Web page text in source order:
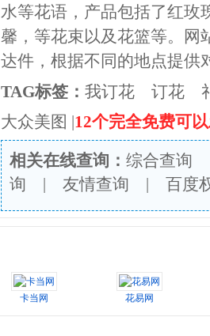
水等花语，产品包括了红玫
馨，等花束以及花篮等。网
达件，根据不同的地点提供
TAG标签： 我订花 订花
大众美图
12个完全免费可
相关在线查询： 综合查询
询
友情查询 百度
卡当网 花易网